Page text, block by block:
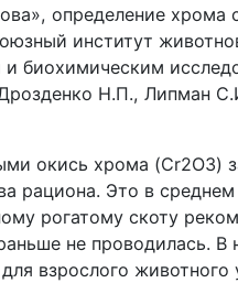
определение хрома
институт
биохимическим
Н.П., Липман
окись хрома (Cr2O3)
рациона. Это в среднем
рогатому скоту
не проводилась. В
взрослого животного